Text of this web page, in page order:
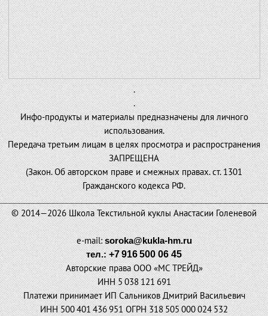
.
.
Инфо-продукты и материалы предназначены для личного
использования.
Передача третьим лицам в целях просмотра и распространения
ЗАПРЕЩЕНА
(Закон. Об авторском праве и смежных правах. ст. 1301
Гражданского кодекса РФ.
© 2014—2026 Школа Текстильной куклы Анастасии Голеневой
e-mail:soroka@kukla-hm.ru
тел.:+7 916 500 06 45
Авторские права ООО «МС ТРЕЙД»
ИНН 5 038 121 691
Платежи принимает ИП Сальников Дмитрий Васильевич
ИНН 500 401 436 951 ОГРН 318 505 000 024 532